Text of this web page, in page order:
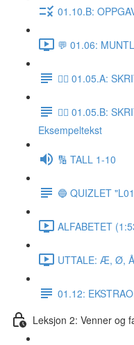
01.10.B:
💬 01.06:
✍🏼 01.05.A:
✍🏼 01.05.B:
Eksempeltekst
🔢 TALL 1-10
🔵 QUIZLET
ALFABETET
UTTALE: Æ, Ø,
01.12:
Leksjon 2: Venner og